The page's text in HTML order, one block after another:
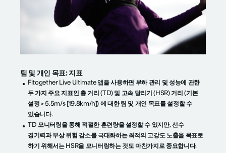
팀 및 개인 목표: 지표
Fitogether Live Ultimate 앱을 사용하면 부하 관리 및 성능에 관한
두 가지 주요 지표인 총 거리 (TD) 및 고속 달리기 (HSR) 거리 (기본
설정 > 5.5m/s [19.8km/h]) 에 대한 팀 및 개인 목표를 설정할 수
있습니다.
TD 모니터링을 통해 적절한 훈련량을 설정할 수 있지만, 선수
경기력과 부상 위험 감소를 극대화하는 최적의 고강도 노출을 목표로
하기 위해서는 HSR을 모니터링하는 것도 마찬가지로 중요합니다.